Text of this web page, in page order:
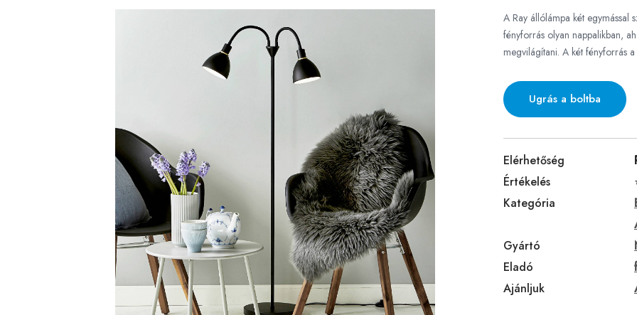
A Ray állólámpa két egymással
fényforrás olyan nappalikban,
megvilágítani. A két fényforrás
Ugrás a boltba
Elérhetőség
Értékelés
Kategória
Gyártó
Eladó
Ajánljuk